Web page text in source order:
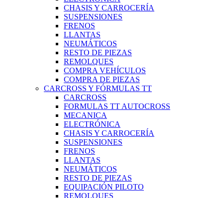
CHASIS Y CARROCERÍA
SUSPENSIONES
FRENOS
LLANTAS
NEUMÁTICOS
RESTO DE PIEZAS
REMOLQUES
COMPRA VEHÍCULOS
COMPRA DE PIEZAS
CARCROSS Y FÓRMULAS TT
CARCROSS
FORMULAS TT AUTOCROSS
MECANICA
ELECTRÓNICA
CHASIS Y CARROCERÍA
SUSPENSIONES
FRENOS
LLANTAS
NEUMÁTICOS
RESTO DE PIEZAS
EQUIPACIÓN PILOTO
REMOLQUES